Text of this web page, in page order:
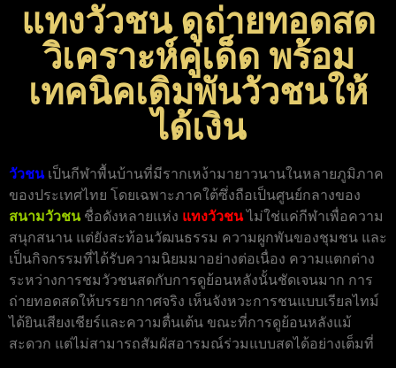
แทงวัวชน ดูถ่ายทอดสด
วิเคราะห์คู่เด็ด พร้อม
เทคนิคเดิมพันวัวชนให้
ได้เงิน
วัวชนเป็นกีฬาพื้นบ้านที่มีรากเหง้ามายาวนานในหลายภูมิภาค
ของประเทศไทย โดยเฉพาะภาคใต้ซึ่งถือเป็นศูนย์กลางของ
สนามวัวชนชื่อดังหลายแห่ง แทงวัวชนไม่ใช่แค่กีฬาเพื่อความ
สนุกสนาน แต่ยังสะท้อนวัฒนธรรม ความผูกพันของชุมชน และ
เป็นกิจกรรมที่ได้รับความนิยมมาอย่างต่อเนื่อง ความแตกต่าง
ระหว่างการชมวัวชนสดกับการดูย้อนหลังนั้นชัดเจนมาก การ
ถ่ายทอดสดให้บรรยากาศจริง เห็นจังหวะการชนแบบเรียลไทม์
ได้ยินเสียงเชียร์และความตื่นเต้น ขณะที่การดูย้อนหลังแม้
สะดวก แต่ไม่สามารถสัมผัสอารมณ์ร่วมแบบสดได้อย่างเต็มที่